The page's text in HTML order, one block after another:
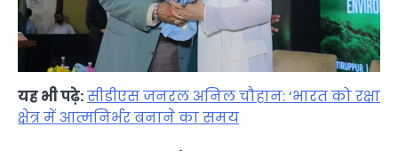
यह भी पढ़े:सीडीएस जनरल अनिल चौहान: ‘भारत को रक्षा
क्षेत्र में आत्मनिर्भर बनाने का समय